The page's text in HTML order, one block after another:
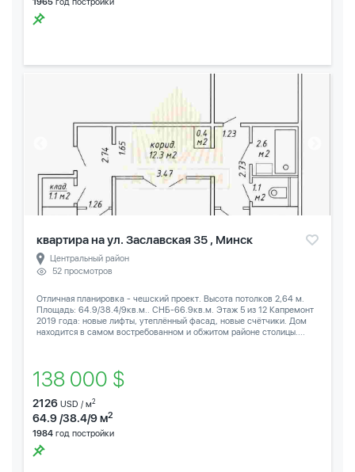
квартира на ул. Заславская 35 , Минск
Центральный район
52 просмотров
Отличная планировка - чешский проект. Высота потолков 2,64 м.
Площадь: 64.9/38.4/9кв.м.. СНБ-66.9кв.м. Этаж 5 из 12 Капремонт
2019 года: новые лифты, утеплённый фасад, новые счётчики. Дом
находится в самом востребованном и обжитом районе столицы....
138 000 $
2126 USD / м2
64.9 /38.4/9 м2
1984 год постройки